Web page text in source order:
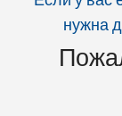
нужна